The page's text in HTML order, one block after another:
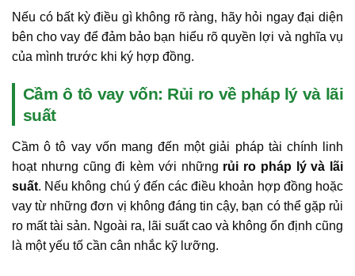
Nếu có bất kỳ điều gì không rõ ràng, hãy hỏi ngay đại diện
bên cho vay để đảm bảo bạn hiểu rõ quyền lợi và nghĩa vụ
của mình trước khi ký hợp đồng.
Cầm ô tô vay vốn: Rủi ro về pháp lý và lãi
suất
Cầm ô tô vay vốn mang đến một giải pháp tài chính linh
hoạt nhưng cũng đi kèm với những rủi ro pháp lý và lãi
suất. Nếu không chú ý đến các điều khoản hợp đồng hoặc
vay từ những đơn vị không đáng tin cậy, bạn có thể gặp rủi
ro mất tài sản. Ngoài ra, lãi suất cao và không ổn định cũng
là một yếu tố cần cân nhắc kỹ lưỡng.